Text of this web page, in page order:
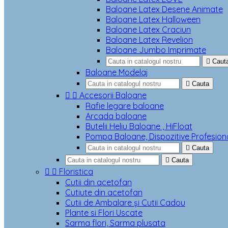
Baloane Latex Desene Animate
Baloane Latex Halloween
Baloane Latex Craciun
Baloane Latex Revelion
Baloane Jumbo Imprimate

Baloane Modelaj
 Cauta
  Accesorii Baloane
Rafie legare baloane
Arcada baloane
Butelii Heliu Baloane , HiFloat
Pompa Baloane, Dispozitive
 Cauta
 Cauta
  Floristica
Cutii din acetofan
Cutiute din acetofan
Cutii de Ambalare și Cutii Cadou
Plante si Flori Uscate
Sarma flori, Sarma plusata